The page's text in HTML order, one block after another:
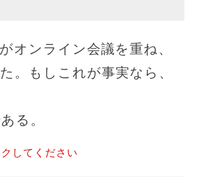
オンライン会議を重ね、
。もしこれが事実なら、
る。
してください